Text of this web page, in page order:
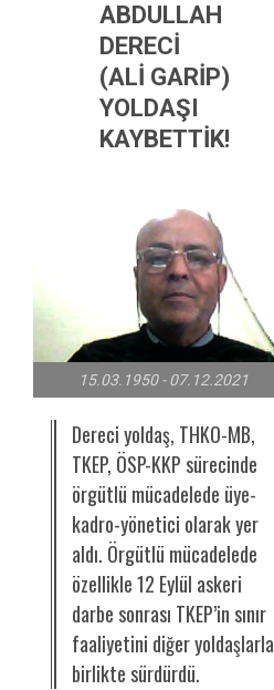
ABDULLAH
DERECİ
(ALİ GARİP)
YOLDAŞI
KAYBETTİK!
15.03.1950 - 07.12.2021
Dereci yoldaş, THKO-MB,
TKEP, ÖSP-KKP sürecinde
örgütlü mücadelede üye-
kadro-yönetici olarak yer
aldı. Örgütlü mücadelede
özellikle 12 Eylül askeri
darbe sonrası TKEP’in sınır
faaliyetini diğer yoldaşlarla
birlikte sürdürdü.